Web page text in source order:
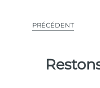
PRÉCÉDENT